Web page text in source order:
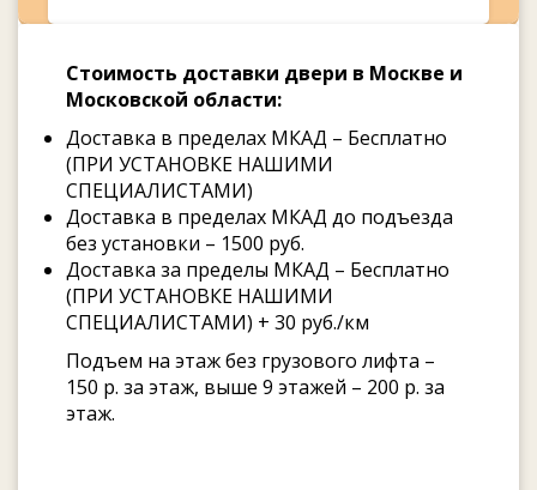
Стоимость доставки двери в Москве и
Московской области:
Доставка в пределах МКАД – Бесплатно
(ПРИ УСТАНОВКЕ НАШИМИ
СПЕЦИАЛИСТАМИ)
Доставка в пределах МКАД до подъезда
без установки – 1500 руб.
Доставка за пределы МКАД – Бесплатно
(ПРИ УСТАНОВКЕ НАШИМИ
СПЕЦИАЛИСТАМИ) + 30 руб./км
Подъем на этаж без грузового лифта –
150 р. за этаж, выше 9 этажей – 200 р. за
этаж.